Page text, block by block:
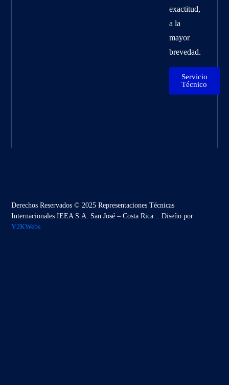
exactitud,
a la
mayor
brevedad.
Servicio
Técnico
Derechos Reservados © 2025 Representaciones Técnicas
Internacionales IEEA S.A. San José – Costa Rica :: Diseño por
Y2KWebs